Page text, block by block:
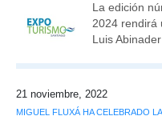
La edición
2024 rendirá
Luis
21 noviembre, 2022
MIGUEL FLUXÁ HA CELEBRADO